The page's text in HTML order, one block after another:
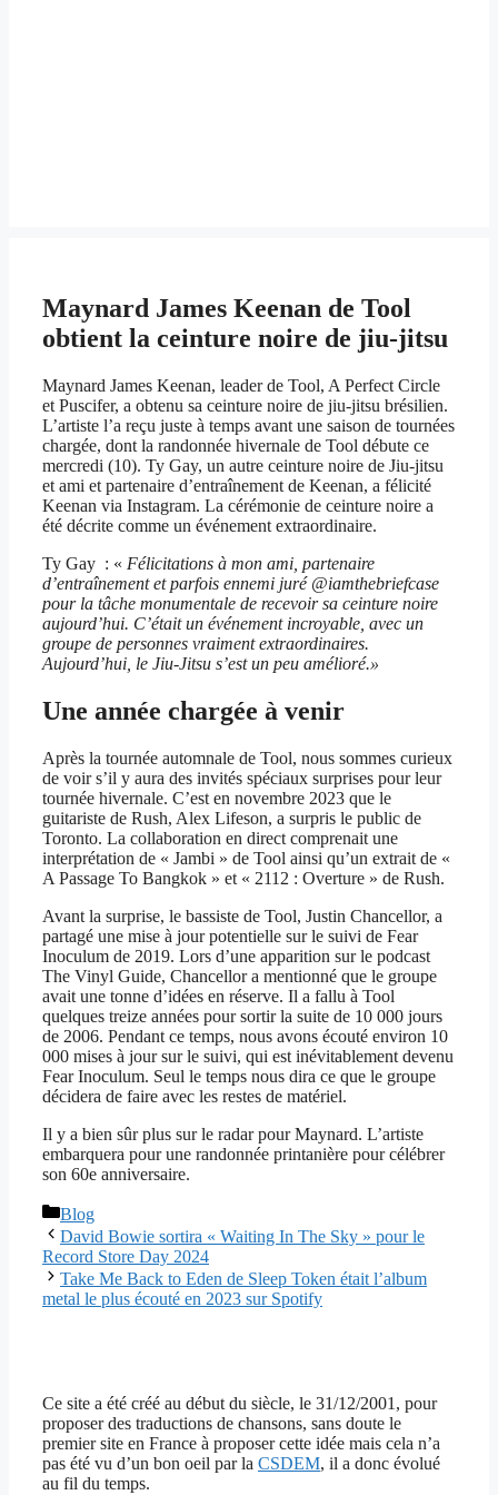
Maynard James Keenan de Tool
obtient la ceinture noire de jiu-jitsu
Maynard James Keenan, leader de Tool, A Perfect Circle
et Puscifer, a obtenu sa ceinture noire de jiu-jitsu brésilien.
L’artiste l’a reçu juste à temps avant une saison de tournées
chargée, dont la randonnée hivernale de Tool débute ce
mercredi (10). Ty Gay, un autre ceinture noire de Jiu-jitsu
et ami et partenaire d’entraînement de Keenan, a félicité
Keenan via Instagram. La cérémonie de ceinture noire a
été décrite comme un événement extraordinaire.
Ty Gay : « Félicitations à mon ami, partenaire
d’entraînement et parfois ennemi juré @iamthebriefcase
pour la tâche monumentale de recevoir sa ceinture noire
aujourd’hui. C’était un événement incroyable, avec un
groupe de personnes vraiment extraordinaires.
Aujourd’hui, le Jiu-Jitsu s’est un peu amélioré.»
Une année chargée à venir
Après la tournée automnale de Tool, nous sommes curieux
de voir s’il y aura des invités spéciaux surprises pour leur
tournée hivernale. C’est en novembre 2023 que le
guitariste de Rush, Alex Lifeson, a surpris le public de
Toronto. La collaboration en direct comprenait une
interprétation de « Jambi » de Tool ainsi qu’un extrait de «
A Passage To Bangkok » et « 2112 : Overture » de Rush.
Avant la surprise, le bassiste de Tool, Justin Chancellor, a
partagé une mise à jour potentielle sur le suivi de Fear
Inoculum de 2019. Lors d’une apparition sur le podcast
The Vinyl Guide, Chancellor a mentionné que le groupe
avait une tonne d’idées en réserve. Il a fallu à Tool
quelques treize années pour sortir la suite de 10 000 jours
de 2006. Pendant ce temps, nous avons écouté environ 10
000 mises à jour sur le suivi, qui est inévitablement devenu
Fear Inoculum. Seul le temps nous dira ce que le groupe
décidera de faire avec les restes de matériel.
Il y a bien sûr plus sur le radar pour Maynard. L’artiste
embarquera pour une randonnée printanière pour célébrer
son 60e anniversaire.
Catégories
Blog
David Bowie sortira « Waiting In The Sky » pour le
Record Store Day 2024
Take Me Back to Eden de Sleep Token était l’album
metal le plus écouté en 2023 sur Spotify
Ce site a été créé au début du siècle, le 31/12/2001, pour
proposer des traductions de chansons, sans doute le
premier site en France à proposer cette idée mais cela n’a
pas été vu d’un bon oeil par la CSDEM, il a donc évolué
au fil du temps.